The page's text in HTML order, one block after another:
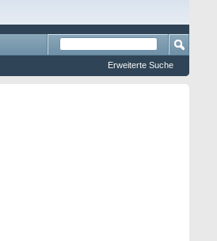
Erweiterte Suche